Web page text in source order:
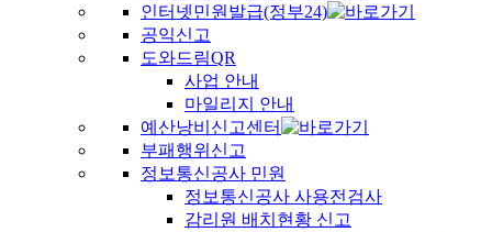
인터넷민원발급(정부24)
공익신고
도와드림QR
사업 안내
마일리지 안내
예산낭비신고센터
부패행위신고
정보통신공사 민원
정보통신공사 사용전검사
감리원 배치현황 신고